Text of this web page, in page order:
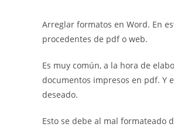
entrada:
entrada:
Arreglar formatos en Word. En
procedentes de pdf o web.
Es muy común, a la hora de
documentos impresos en pdf. Y
deseado.
Esto se debe al mal formateado